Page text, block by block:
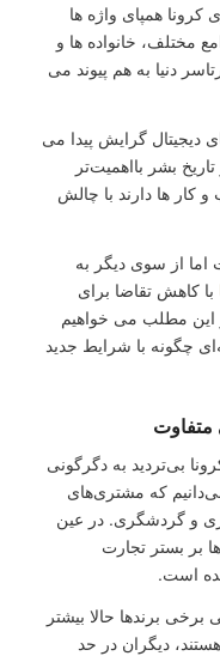
همپای واژه‌ ها
مختلف، خانواده ها و
دنیا به هم پیوند می
گرایش پیدا می
بشر بااهمیت‌تر
کار ها دارند با چالش
اما از سوی دیگر به
با کاهش تقاضا برای
مطلب می خواهیم
چگونه با شرایط جدید
متفاوت
بی‌تردید به دگرگونی
که مشتری‌های
و گردشگری. در عین
بر بستر تجارت
است.
برندها حالا بیشتر
دیگران در حد